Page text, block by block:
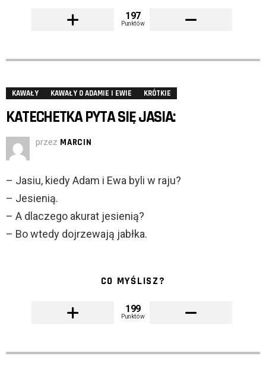
197
Punktów
KAWAŁY KAWAŁY O ADAMIE I EWIE KRÓTKIE
KATECHETKA PYTA SIĘ JASIA:
przez MARCIN
– Jasiu, kiedy Adam i Ewa byli w raju?
– Jesienią.
– A dlaczego akurat jesienią?
– Bo wtedy dojrzewają jabłka.
CO MYŚLISZ?
199
Punktów